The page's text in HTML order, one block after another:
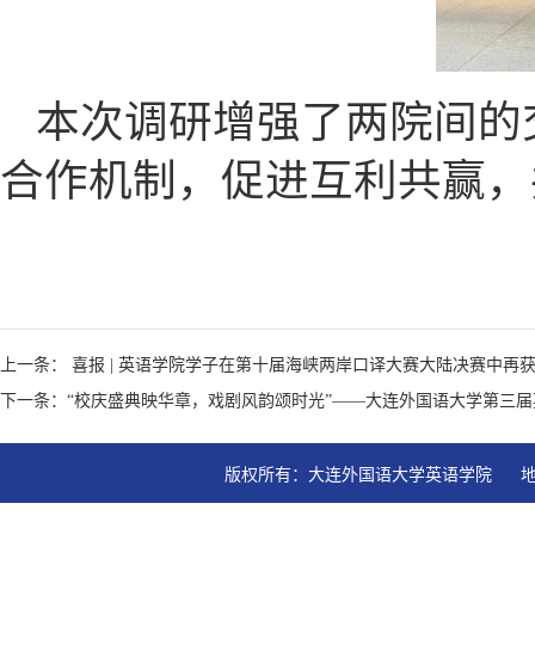
本次调研增强了两院间
合作机制，促进互利共赢
上一条： 喜报 | 英语学院学子在第十届海峡两岸口译大赛大陆决赛中再
下一条：“校庆盛典映华章，戏剧风韵颂时光”——大连外国语大学第三
版权所有：大连外国语大学英语学院